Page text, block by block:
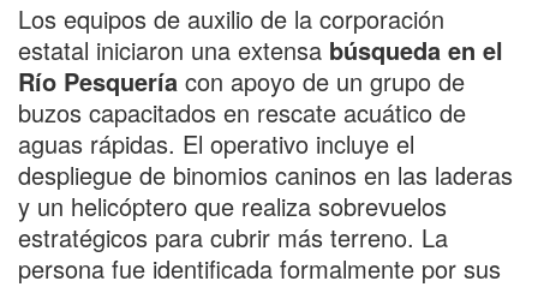
Los equipos de auxilio de la corporación
estatal iniciaron una extensa búsqueda en el
Río Pesquería con apoyo de un grupo de
buzos capacitados en rescate acuático de
aguas rápidas. El operativo incluye el
despliegue de binomios caninos en las laderas
y un helicóptero que realiza sobrevuelos
estratégicos para cubrir más terreno. La
persona fue identificada formalmente por sus